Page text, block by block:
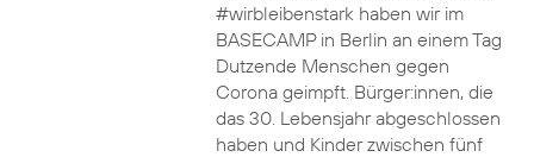
#wirbleibenstark haben wir im
BASECAMP in Berlin an einem Tag
Dutzende Menschen gegen
Corona geimpft. Bürger:innen, die
das 30. Lebensjahr abgeschlossen
haben und Kinder zwischen fünf